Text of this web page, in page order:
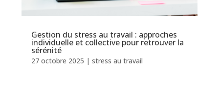
Gestion du stress au travail : approches
individuelle et collective pour retrouver la
sérénité
27 octobre 2025 | stress au travail